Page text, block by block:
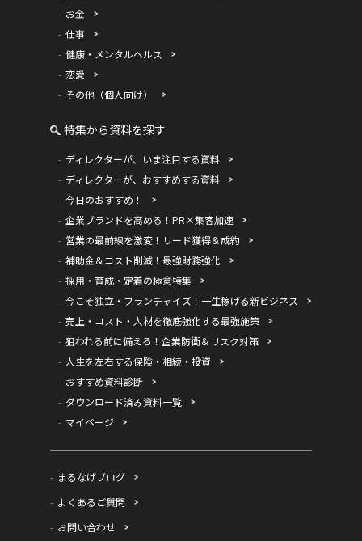
お金
仕事
健康・メンタルヘルス
恋愛
その他（個人向け）
特集から資料を探す
ディレクターが、いま注目する資料
ディレクターが、おすすめする資料
今日のおすすめ！
企業ブランドを高める！PR×集客加速
営業の最前線を激変！リード獲得＆成約
補助金＆コスト削減！最強財務強化
採用・育成・定着の極意特集
今こそ独立・フランチャイズ！一生稼げる新ビジネス
売上・コスト・人材を徹底強化する最強施策
狙われる前に備えろ！企業防衛＆リスク対策
人生を左右する保険・相続・投資
おすすめ資料診断
ダウンロード済み資料一覧
マイページ
まるなげブログ
よくあるご質問
お問い合わせ